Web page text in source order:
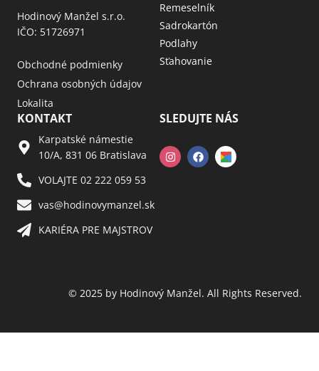
Hodinový Manžel s.r.o.
IČO: 51726971
Obchodné podmienky
Ochrana osobných údajov
Lokalita
Remeselník
Sadrokartón
Podlahy
Sťahovanie
KONTAKT
Karpatské námestie
10/A, 831 06 Bratislava
VOLAJTE 02 222 059 53​
vas@hodinovymanzel.sk​
KARIÉRA PRE MAJSTROV​
SLEDUJTE NÁS
© 2025 by Hodinový Manžel. All Rights Reserved.